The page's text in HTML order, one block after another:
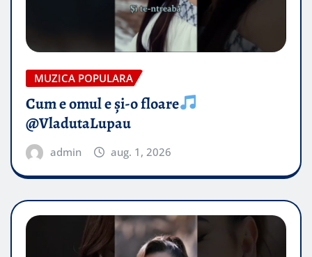
MUZICA POPULARA
Cum e omul e și-o floare
@VladutaLupau
admin aug. 1, 2026